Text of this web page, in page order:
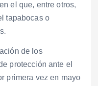
el que, entre otros,
tapabocas o
de los
protección ante el
primera vez en mayo